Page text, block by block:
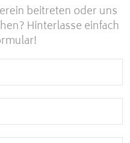
beitreten oder uns
Hinterlasse einfach